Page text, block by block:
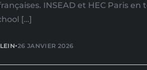
INSEAD et HEC Paris en
[…]
•26 JANVIER 2026